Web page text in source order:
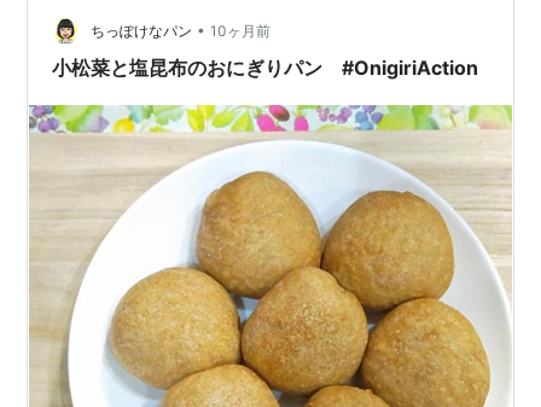
た塩漬け？浅漬け？です。 昨年までの支援対象は、途上
国でしたが、今年からは日本の子供たちも支援対象…
ちっぽけなパン • 10ヶ月前
小松菜と塩昆布のおにぎりパン #OnigiriAction